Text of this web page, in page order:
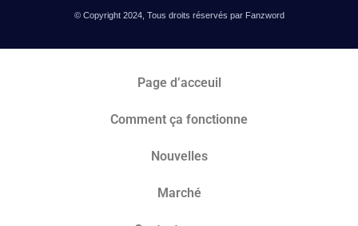
© Copyright 2024, Tous droits réservés par Fanzword
Page d’acceuil
Comment ça fonctionne
Nouvelles
Marché​